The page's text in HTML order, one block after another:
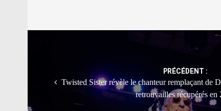
PRÉCÉDENT :
Twisted Sister révèle le chanteur remplaçant de
retrouvailles récupérés en